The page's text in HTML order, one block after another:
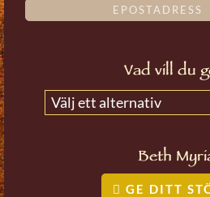
Vad vill du
Välj ett alternativ
Beth
GE DITT